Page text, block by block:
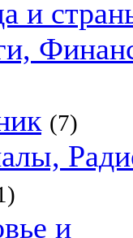
и
(7)
и